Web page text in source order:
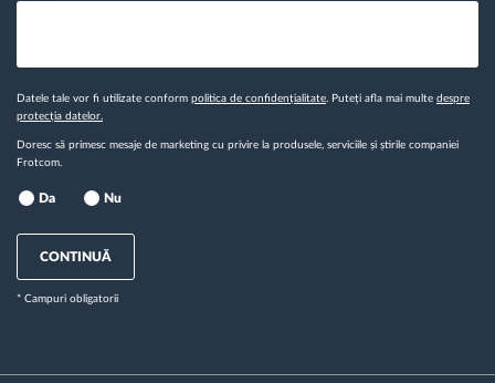
Datele tale vor fi utilizate conform politica de confidențialitate. Puteți afla mai multe despre
protecția datelor.
Doresc să primesc mesaje de marketing cu privire la produsele, serviciile și știrile companiei
Frotcom.
Da Nu
CONTINUĂ
* Campuri obligatorii